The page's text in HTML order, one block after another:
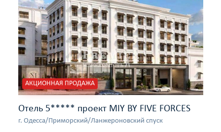
АКЦИОННАЯ ПРОДАЖА
Отель 5***** проект MIY BY FIVE FORCES
г. Одесса/Приморский/Ланжероновский спуск